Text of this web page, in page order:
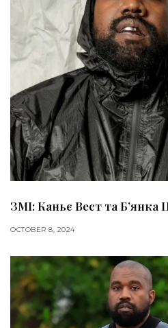
ЗМІ: Каньє Вест та Б’янка
OCTOBER 8, 2024